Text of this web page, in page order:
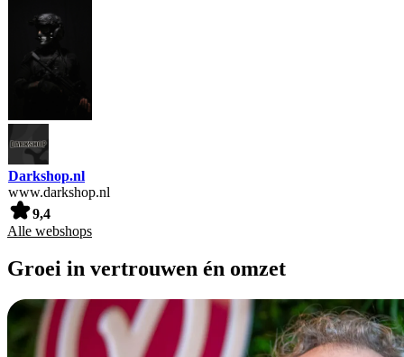
Darkshop.nl
www.darkshop.nl
9,4
Alle webshops
Groei in vertrouwen én omzet